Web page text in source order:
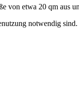
von etwa 20 qm aus
notwendig